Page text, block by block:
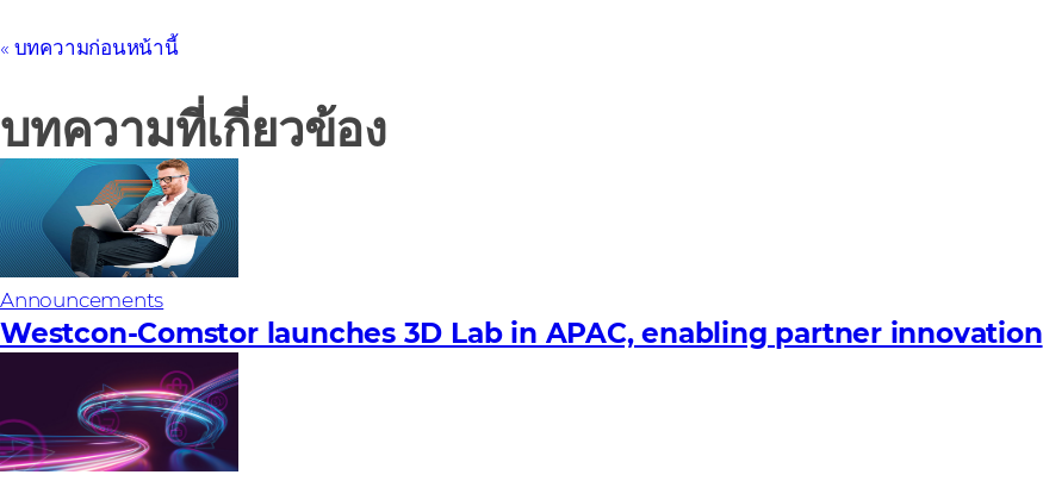
บทความก่อนหน้านี้
บทความที่เกี่ยวข้อง
Announcements
Westcon-Comstor launches 3D Lab in APAC, enabling partner innovation